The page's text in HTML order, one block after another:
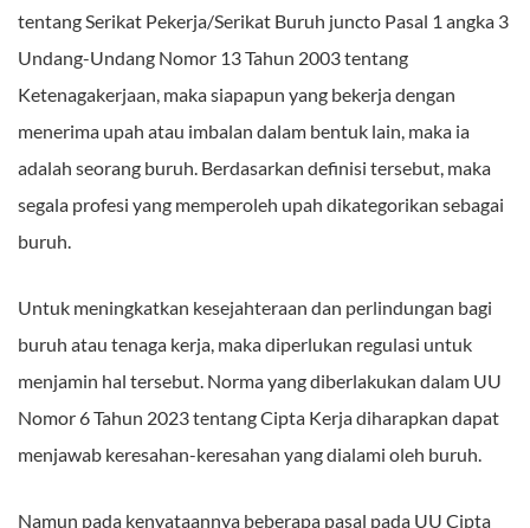
tentang Serikat Pekerja/Serikat Buruh juncto Pasal 1 angka 3
Undang-Undang Nomor 13 Tahun 2003 tentang
Ketenagakerjaan, maka siapapun yang bekerja dengan
menerima upah atau imbalan dalam bentuk lain, maka ia
adalah seorang buruh. Berdasarkan definisi tersebut, maka
segala profesi yang memperoleh upah dikategorikan sebagai
buruh.
Untuk meningkatkan kesejahteraan dan perlindungan bagi
buruh atau tenaga kerja, maka diperlukan regulasi untuk
menjamin hal tersebut. Norma yang diberlakukan dalam UU
Nomor 6 Tahun 2023 tentang Cipta Kerja diharapkan dapat
menjawab keresahan-keresahan yang dialami oleh buruh.
Namun pada kenyataannya beberapa pasal pada UU Cipta